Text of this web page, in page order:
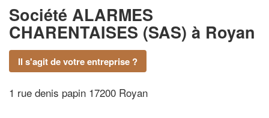
Société ALARMES
CHARENTAISES (SAS) à Royan
Il s'agit de votre entreprise ?
1 rue denis papin 17200 Royan